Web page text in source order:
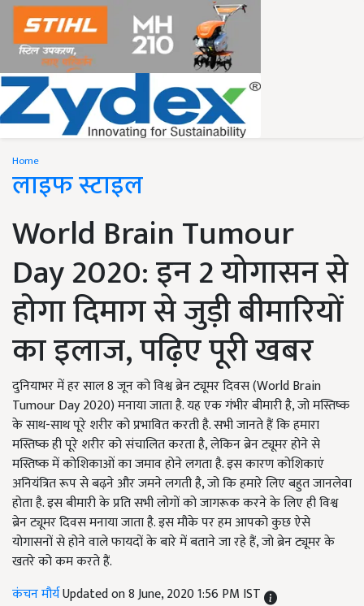
Home
लाइफ स्टाइल
World Brain Tumour
Day 2020: इन 2 योगासन से
होगा दिमाग से जुड़ी बीमारियों
का इलाज, पढ़िए पूरी खबर
दुनियाभर में हर साल 8 जून को विश्व ब्रेन ट्यूमर दिवस (World Brain
Tumour Day 2020) मनाया जाता है. यह एक गंभीर बीमारी है, जो मस्तिष्क
के साथ-साथ पूरे शरीर को प्रभावित करती है. सभी जानते हैं कि हमारा
मस्तिष्क ही पूरे शरीर को संचालित करता है, लेकिन ब्रेन ट्यूमर होने से
मस्तिष्क में कोशिकाओं का जमाव होने लगता है. इस कारण कोशिकाएं
अनियंत्रित रूप से बढ़ने और जमने लगती है, जो कि हमारे लिए बहुत जानलेवा
होता है. इस बीमारी के प्रति सभी लोगों को जागरूक करने के लिए ही विश्व
ब्रेन ट्यूमर दिवस मनाया जाता है. इस मौके पर हम आपको कुछ ऐसे
योगासनों से होने वाले फायदों के बारे में बताने जा रहे हैं, जो ब्रेन ट्यूमर के
खतरे को कम करते हैं.
कंचन मौर्यUpdated on 8 June, 2020 1:56 PM IST